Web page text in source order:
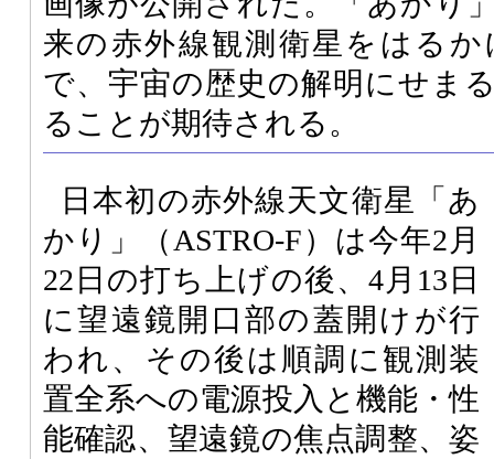
来の赤外線観測衛星をはる
で、宇宙の歴史の解明にせま
ることが期待される。
日本初の赤外線天文衛星「あ
かり」（ASTRO-F）は今年2月
22日の打ち上げの後、4月13日
に望遠鏡開口部の蓋開けが行
われ、その後は順調に観測装
置全系への電源投入と機能・性
能確認、望遠鏡の焦点調整、姿